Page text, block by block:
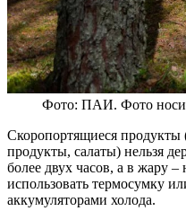
Фото: ПАИ. Фото
Скоропортящиеся
продукты, салаты) нельзя
более двух часов, а в жару
использовать термосумку
аккумуляторами холода.